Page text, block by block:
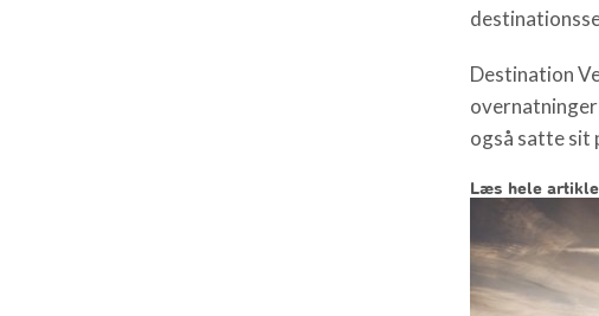
Destination
også satte sit
Læs hele